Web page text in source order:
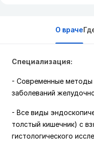
О враче
Специализация:
- Современные методы
заболеваний
- Все виды
толстый кишечник) с
гистологического